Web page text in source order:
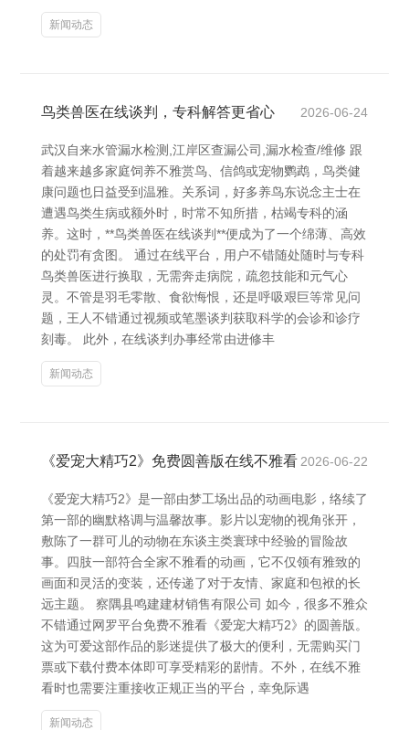
新闻动态
鸟类兽医在线谈判，专科解答更省心 2026-06-24
武汉自来水管漏水检测,江岸区查漏公司,漏水检查/维修 跟
着越来越多家庭饲养不雅赏鸟、信鸽或宠物鹦鹉，鸟类健
康问题也日益受到温雅。关系词，好多养鸟东说念主士在
遭遇鸟类生病或额外时，时常不知所措，枯竭专科的涵
养。这时，**鸟类兽医在线谈判**便成为了一个绵薄、高效
的处罚有贪图。 通过在线平台，用户不错随处随时与专科
鸟类兽医进行换取，无需奔走病院，疏忽技能和元气心
灵。不管是羽毛零散、食欲悔恨，还是呼吸艰巨等常见问
题，王人不错通过视频或笔墨谈判获取科学的会诊和诊疗
刻毒。 此外，在线谈判办事经常由进修丰
新闻动态
《爱宠大精巧2》免费圆善版在线不雅看 2026-06-22
《爱宠大精巧2》是一部由梦工场出品的动画电影，络续了
第一部的幽默格调与温馨故事。影片以宠物的视角张开，
敷陈了一群可儿的动物在东谈主类寰球中经验的冒险故
事。四肢一部符合全家不雅看的动画，它不仅领有雅致的
画面和灵活的变装，还传递了对于友情、家庭和包袱的长
远主题。 察隅县鸣建建材销售有限公司 如今，很多不雅众
不错通过网罗平台免费不雅看《爱宠大精巧2》的圆善版。
这为可爱这部作品的影迷提供了极大的便利，无需购买门
票或下载付费本体即可享受精彩的剧情。不外，在线不雅
看时也需要注重接收正规正当的平台，幸免际遇
新闻动态